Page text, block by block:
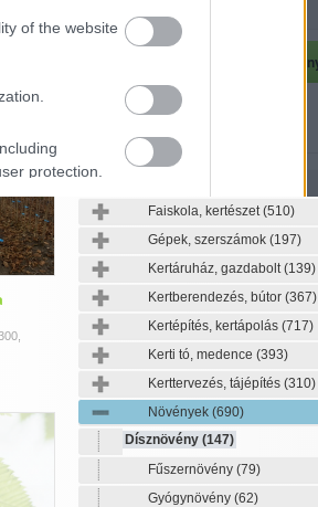
of the website
protection.
Kertészeti szaknévsor
Faiskola, kertészet(510)
Gépek, szerszámok (197)
Kertáruház, gazdabolt(139)
Kertberendezés, bútor (367)
Kertépítés, kertápolás (717)
Kerti tó, medence (393)
Kerttervezés, tájépítés (310)
Növények (690)
Dísznövény (147)
Fűszernövény (79)
Gyógynövény (62)